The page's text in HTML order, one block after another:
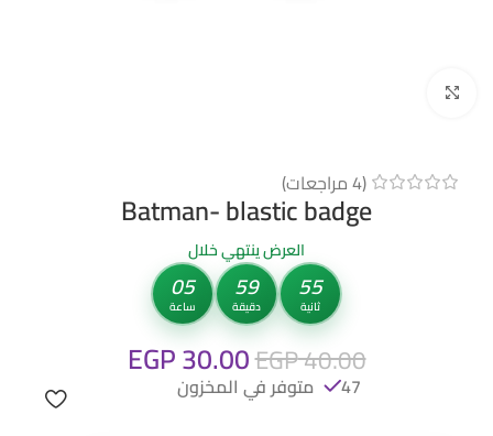
(
4مراجعات)
Batman- blastic badge
العرض ينتهي خلال
05
ساعة
59
دقيقة
55
ثانية
EGP40.00
EGP30.00
47 متوفر في المخزون